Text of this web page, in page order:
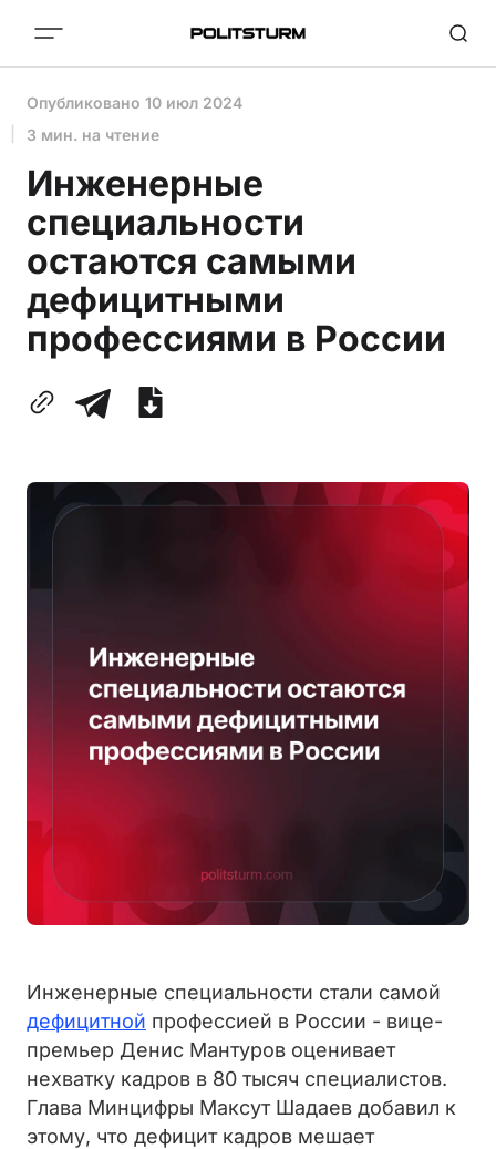
Опубликовано 10 июл 2024
3 мин. на чтение
Инженерные
специальности
остаются самыми
дефицитными
профессиями в России
Инженерные специальности стали самой
дефицитной профессией в России - вице-
премьер Денис Мантуров оценивает
нехватку кадров в 80 тысяч специалистов.
Глава Минцифры Максут Шадаев добавил к
этому, что дефицит кадров мешает